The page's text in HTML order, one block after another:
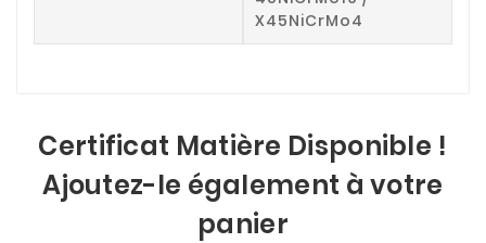
X45NiCrMo4
Certificat Matière Disponible !
Ajoutez-le également à votre
panier